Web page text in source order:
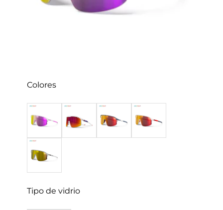
Colores
Tipo de vidrio